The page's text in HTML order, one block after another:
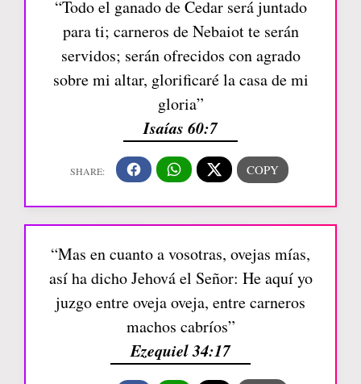
“Todo el ganado de Cedar será juntado
para ti; carneros de Nebaiot te serán
servidos; serán ofrecidos con agrado
sobre mi altar, glorificaré la casa de mi
gloria”
Isaías 60:7
“Mas en cuanto a vosotras, ovejas mías,
así ha dicho Jehová el Señor: He aquí yo
juzgo entre oveja oveja, entre carneros
machos cabríos”
Ezequiel 34:17